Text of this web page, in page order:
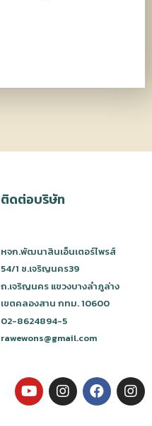
ติดต่อบริษัท
หจก.พัฒนาสินเอ็นเตอร์ไพรส์
54/1 ซ.เจริญนคร39
ถ.เจริญนคร แขวงบางลำภูล่าง
เขตคลองสาน กทม. 10600
02-8624894-5
rawewons@gmail.com